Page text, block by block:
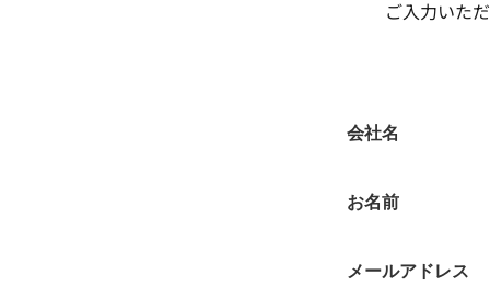
ご入力いた
会社名
お名前
メールアドレス